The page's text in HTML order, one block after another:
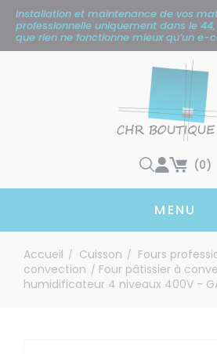
Installation et maintenance de vos
professionnelle uniquement dans le
que rien ne fonctionne mieux qu’un
(0)
MENU
Accueil / Cuisson / Fours
convection / Four pâtissier à
humidificateur 4 niveaux 400V -
Panneau de gestion des cookies